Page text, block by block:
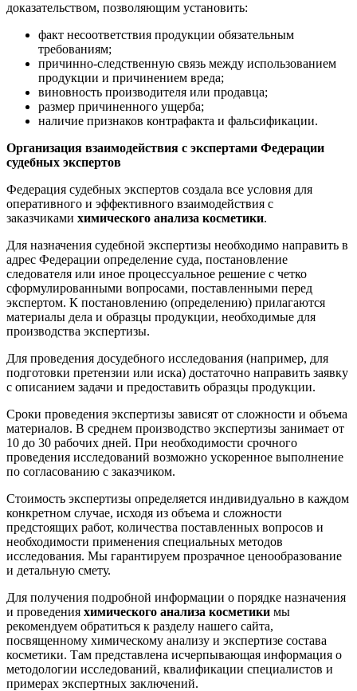
доказательством, позволяющим установить:
факт несоответствия продукции обязательным
требованиям;
причинно-следственную связь между использованием
продукции и причинением вреда;
виновность производителя или продавца;
размер причиненного ущерба;
наличие признаков контрафакта и фальсификации.
Организация взаимодействия с экспертами Федерации
судебных экспертов
Федерация судебных экспертов создала все условия для
оперативного и эффективного взаимодействия с
заказчиками химического анализа косметики.
Для назначения судебной экспертизы необходимо направить в
адрес Федерации определение суда, постановление
следователя или иное процессуальное решение с четко
сформулированными вопросами, поставленными перед
экспертом. К постановлению (определению) прилагаются
материалы дела и образцы продукции, необходимые для
производства экспертизы.
Для проведения досудебного исследования (например, для
подготовки претензии или иска) достаточно направить заявку
с описанием задачи и предоставить образцы продукции.
Сроки проведения экспертизы зависят от сложности и объема
материалов. В среднем производство экспертизы занимает от
10 до 30 рабочих дней. При необходимости срочного
проведения исследований возможно ускоренное выполнение
по согласованию с заказчиком.
Стоимость экспертизы определяется индивидуально в каждом
конкретном случае, исходя из объема и сложности
предстоящих работ, количества поставленных вопросов и
необходимости применения специальных методов
исследования. Мы гарантируем прозрачное ценообразование
и детальную смету.
Для получения подробной информации о порядке назначения
и проведения химического анализа косметики мы
рекомендуем обратиться к разделу нашего сайта,
посвященному химическому анализу и экспертизе состава
косметики. Там представлена исчерпывающая информация о
методологии исследований, квалификации специалистов и
примерах экспертных заключений.